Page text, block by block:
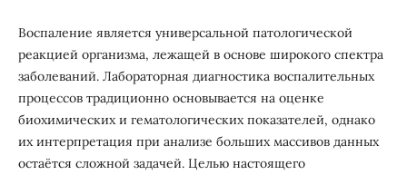
Воспаление является универсальной патологической
реакцией организма, лежащей в основе широкого спектра
заболеваний. Лабораторная диагностика воспалительных
процессов традиционно основывается на оценке
биохимических и гематологических показателей, однако
их интерпретация при анализе больших массивов данных
остаётся сложной задачей. Целью настоящего